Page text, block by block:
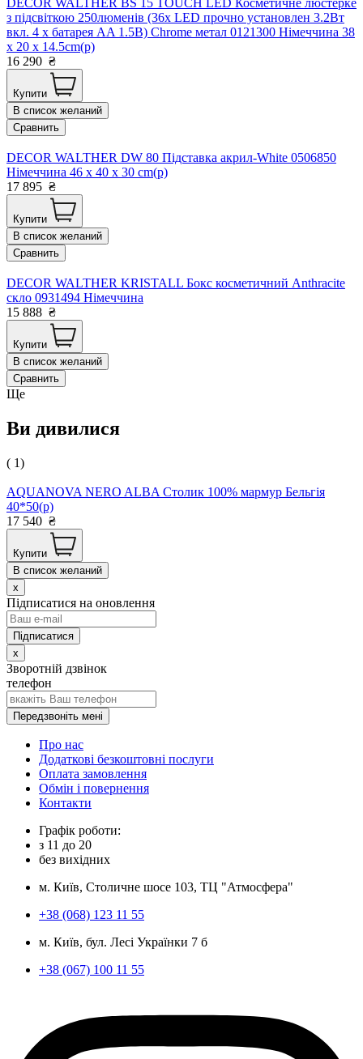
з підсвіткою 250люменів (36x LED прочно установлен 3.2Вт
вкл. 4 x батарея AA 1.5B) Chrome метал 0121300 Німеччина 38
x 20 x 14.5cm(р)
16 290 ₴
Купити
В список желаний
Сравнить
DECOR WALTHER DW 80 Підставка акрил-White 0506850
Німеччина 46 x 40 x 30 cm(р)
17 895 ₴
Купити
В список желаний
Сравнить
DECOR WALTHER KRISTALL Бокс косметичний Anthracite
скло 0931494 Німеччина
15 888 ₴
Купити
В список желаний
Сравнить
Ще
Ви дивилися
( 1)
AQUANOVA NERO ALBA Столик 100% мармур Бельгія
40*50(р)
17 540 ₴
Купити
В список желаний
x
Підписатися на оновлення
x
Зворотній дзвінок
телефон
Передзвоніть мені
Про нас
Додаткові безкоштовні послуги
Оплата замовлення
Обмін і повернення
Контакти
Графік роботи:
з 11 до 20
без вихідних
м. Київ, Столичне шосе 103, ТЦ "Атмосфера"
+38 (068) 123 11 55
м. Київ, бул. Лесі Українки 7 б
+38 (067) 100 11 55